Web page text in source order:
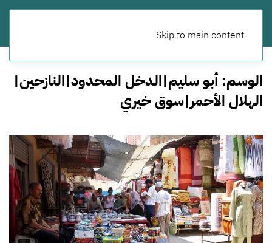
Skip to main content
الوسم:أبو سليم|الدخل المحدود|النازحين|
الهلال الأحمر|سوق خيري